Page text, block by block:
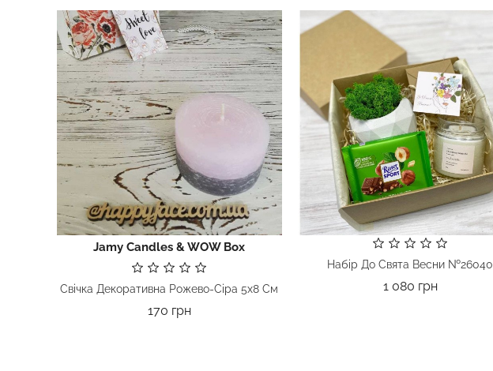
Jamy Candles & WOW Box
Свічка Декоративна Рожево-Сіра 5х8 См
170 грнЦіна
Набір До Свята Весни №26040
1 080 грнЦіна